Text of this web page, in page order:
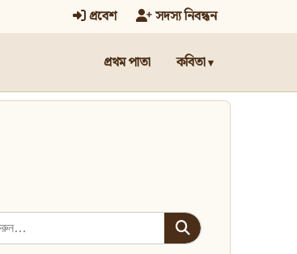
প্রবেশ সদস্য নিবন্ধন
প্রথম পাতা কবিতা